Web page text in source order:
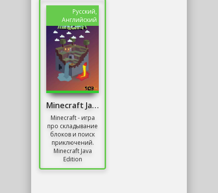
игры, и его
друзей....
Русский,
Английский
Minecraft Java Edition Скачать
Minecraft - игра
про складывание
блоков и поиск
приключений.
Minecraft Java
Edition
предлагает массу